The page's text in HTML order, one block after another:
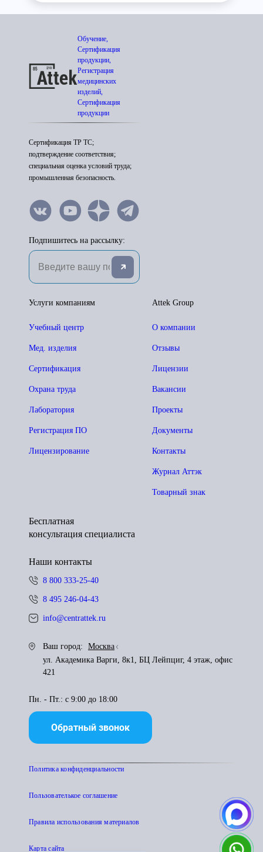
Обучение,
Сертификация
продукции,
Регистрация
медицинских
изделий,
Сертификация
продукции
Сертификация ТР ТС;
подтверждение соответствия;
специальная оценка условий труда;
промышленная безопасность.
Подпишитесь на рассылку:
Attek Group
О компании
Отзывы
Лицензии
Вакансии
Проекты
Документы
Контакты
Журнал Аттэк
Товарный знак
Услуги компаниям
Учебный центр
Мед. изделия
Сертификация
Охрана труда
Лаборатория
Регистрация ПО
Лицензирование
Бесплатная
консультация специалиста
Наши контакты
8 800 333-25-40
8 495 246-04-43
info@centrattek.ru
Ваш город:
Москва
ул. Академика Варги, 8к1, БЦ Лейпциг, 4 этаж, офис
421
Пн. - Пт.: с 9:00 до 18:00
Обратный звонок
Политика конфиденциальности
Пользователькое соглашение
Правила использования материалов
Карта сайта